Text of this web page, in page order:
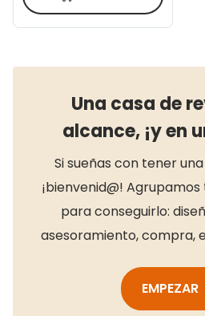
Una casa de
alcance, ¡y en
Si sueñas con tener
¡bienvenid@!
para conseguirlo:
asesoramiento, compra,
EMPEZAR